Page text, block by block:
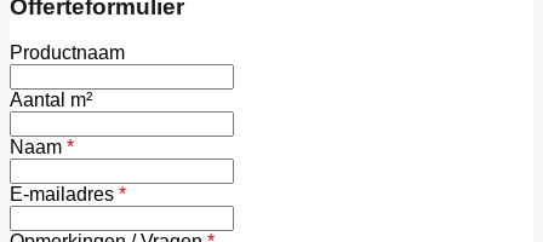
Offerteformulier
Productnaam
Aantal m²
Naam *
E-mailadres *